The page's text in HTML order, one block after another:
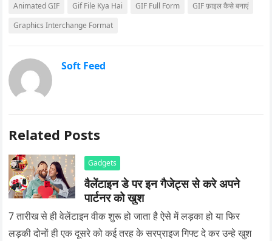
Animated GIF Gif File Kya Hai GIF Full Form
GIF फ़ाइल कैसे बनाएं
Graphics Interchange Format
Soft Feed
Related Posts
Gadgets
वैलेंटाइन डे पर इन गैजेट्स से करे अपने
पार्टनर को खुश
7 तारीख से ही वेलेंटाइन वीक शुरू हो जाता है ऐसे में लड़का हो या फिर
लड़की दोनों ही एक दूसरे को कई तरह के सरप्राइज गिफ्ट दे कर उन्हे खुश